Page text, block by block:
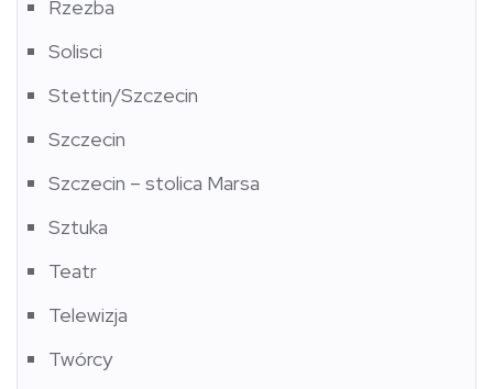
Rzezba
Solisci
Stettin/Szczecin
Szczecin
Szczecin – stolica Marsa
Sztuka
Teatr
Telewizja
Twórcy